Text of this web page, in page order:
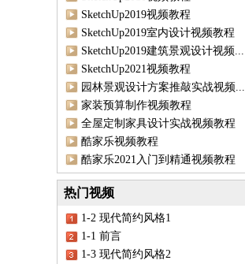
SketchUp2019视频教程
SketchUp2019室内设计视频教程
SketchUp2019建筑景观设计视频...
SketchUp2021视频教程
园林景观设计方案推敲实战视频...
家装预算制作视频教程
全屋定制家具设计实战视频教程
酷家乐视频教程
酷家乐2021入门到精通视频教程
热门视频
1-2 现代简约风格1
1-1 前言
1-3 现代简约风格2